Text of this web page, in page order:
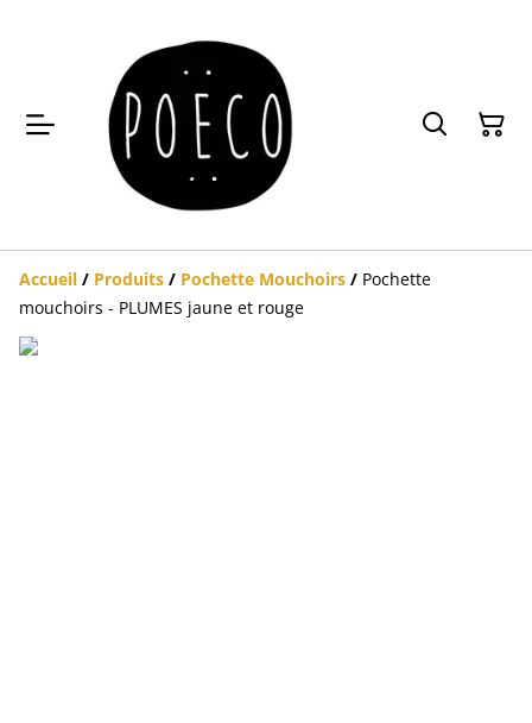
Accueil / Produits / Pochette Mouchoirs / Pochette
mouchoirs - PLUMES jaune et rouge